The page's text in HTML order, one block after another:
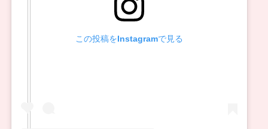
この投稿をInstagramで見る